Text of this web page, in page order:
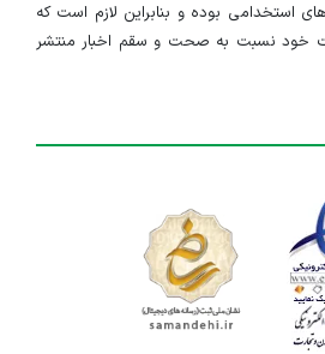
استخدامی بوده و بنابراین لازم است که
خود نسبت به صحت و سقم اخبار منتشر